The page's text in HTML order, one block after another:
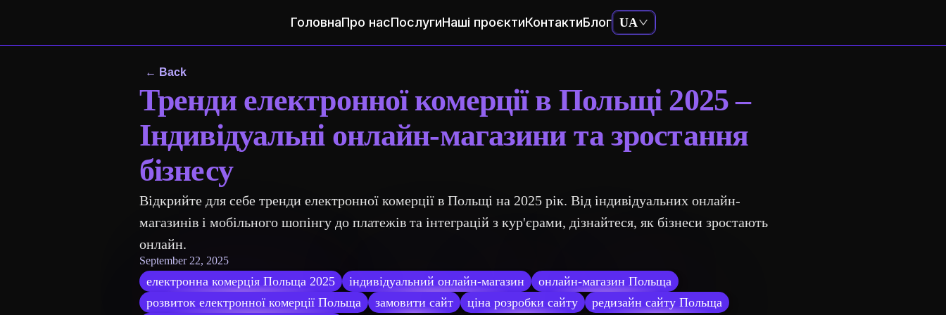
ГоловнаПро насПослугиНаші проєктиКонтактиБлог UA
← Back
Тренди електронної комерції в Польщі 2025 –
Індивідуальні онлайн-магазини та зростання
бізнесу
Відкрийте для себе тренди електронної комерції в Польщі на 2025 рік. Від індивідуальних онлайн-
магазинів і мобільного шопінгу до платежів та інтеграцій з кур'єрами, дізнайтеся, як бізнеси зростають
онлайн.
September 22, 2025
електронна комерція Польща 2025 індивідуальний онлайн-магазин
онлайн-магазин Польща
розвиток електронної комерції Польща
замовити сайт ціна розробки сайту редизайн сайту Польща